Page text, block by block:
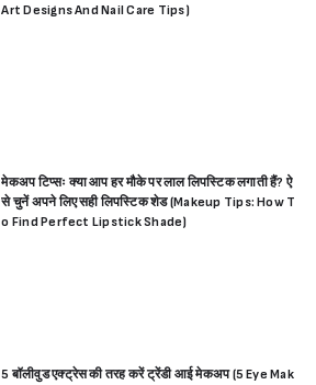
Art Designs And Nail Care Tips)
मेकअप टिप्सः क्या आप हर मौके पर लाल लिपस्टिक लगाती हैं? ऐ
से चुनें अपने लिए सही लिपस्टिक शेड (Makeup Tips: How T
o Find Perfect Lipstick Shade)
5 बॉलीवुड एक्ट्रेस की तरह करें ट्रेंडी आई मेकअप (5 Eye Mak